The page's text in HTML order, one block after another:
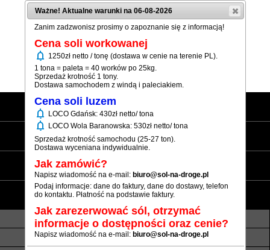
Pokaż numer
Strona główna
Sól workowana
Sól luzem
Informacje
Transport luzem
Termin realizacji
Płatność
Ważne! Aktualne warunki na 06-08-2026
Zanim zadzwonisz prosimy o zapoznanie się z informacją!
Cena soli workowanej
notifications 1250zł netto / tonę (dostawa w cenie na terenie PL).
1 tona = paleta = 40 worków po 25kg.
Sprzedaż krotność 1 tony.
Dostawa samochodem z windą i paleciakiem.
Cena soli luzem
notifications LOCO Gdańsk: 430zł netto/ tona
notifications LOCO Wola Baranowska: 530zł netto/ tona
Sprzedaż krotność samochodu (25-27 ton).
Dostawa wyceniana indywidualnie.
Jak zamówić?
Napisz wiadomość na e-mail: biuro@sol-na-droge.pl
Podaj informacje: dane do faktury, dane do dostawy, telefon
do kontaktu. Płatność na podstawie faktury.
Jak zarezerwować sól, otrzymać
informacje o dostępności oraz cenie?
Napisz wiadomość na e-mail: biuro@sol-na-droge.pl